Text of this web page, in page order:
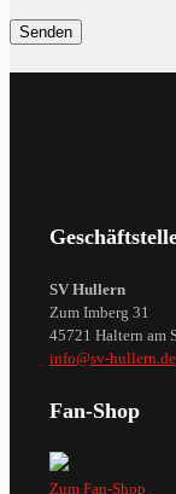
SV Hullern
Zum Imberg 31
45721 Haltern am
info@sv-hullern.de
Fan-Shop
Zum Fan-Shop